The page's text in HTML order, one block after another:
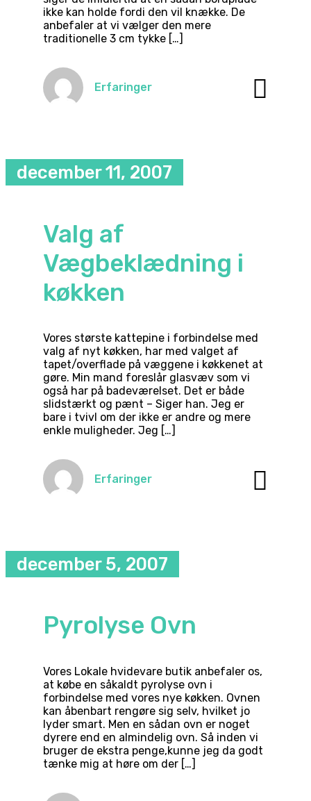
ikke kan holde fordi den vil knække. De
anbefaler at vi vælger den mere
traditionelle 3 cm tykke […]
Erfaringer
december 11, 2007
Valg af
Vægbeklædning i
køkken
Vores største kattepine i forbindelse med
valg af nyt køkken, har med valget af
tapet/overflade på væggene i køkkenet at
gøre. Min mand foreslår glasvæv som vi
også har på badeværelset. Det er både
slidstærkt og pænt – Siger han. Jeg er
bare i tvivl om der ikke er andre og mere
enkle muligheder. Jeg […]
Erfaringer
december 5, 2007
Pyrolyse Ovn
Vores Lokale hvidevare butik anbefaler os,
at købe en såkaldt pyrolyse ovn i
forbindelse med vores nye køkken. Ovnen
kan åbenbart rengøre sig selv, hvilket jo
lyder smart. Men en sådan ovn er noget
dyrere end en almindelig ovn. Så inden vi
bruger de ekstra penge,kunne jeg da godt
tænke mig at høre om der […]